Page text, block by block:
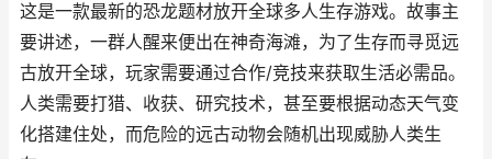
这是一款最新的恐龙题材放开全球多人生存游戏。故事主
要讲述，一群人醒来便出在神奇海滩，为了生存而寻觅远
古放开全球，玩家需要通过合作/竞技来获取生活必需品。
人类需要打猎、收获、研究技术，甚至要根据动态天气变
化搭建住处，而危险的远古动物会随机出现威胁人类生